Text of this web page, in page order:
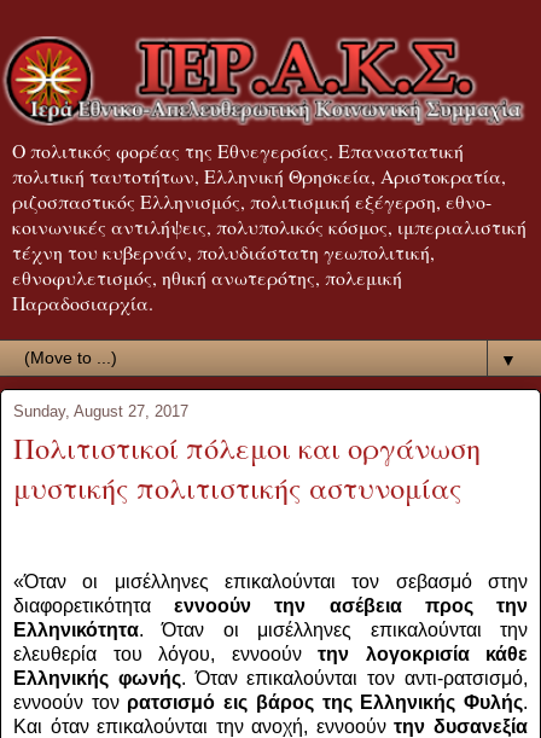
Ο πολιτικός φορέας της Εθνεγερσίας. Επαναστατική
πολιτική ταυτοτήτων, Ελληνική Θρησκεία, Αριστοκρατία,
ριζοσπαστικός Ελληνισμός, πολιτισμική εξέγερση, εθνο-
κοινωνικές αντιλήψεις, πολυπολικός κόσμος, ιμπεριαλιστική
τέχνη του κυβερνάν, πολυδιάστατη γεωπολιτική,
εθνοφυλετισμός, ηθική ανωτερότης, πολεμική
Παραδοσιαρχία.
▼
Sunday, August 27, 2017
Πολιτιστικοί πόλεμοι και οργάνωση
μυστικής πολιτιστικής αστυνομίας
«Όταν οι μισέλληνες επικαλούνται τον σεβασμό στην
διαφορετικότηταεννοούν την ασέβεια προς την
Ελληνικότητα. Όταν οι μισέλληνες επικαλούνται την
ελευθερία του λόγου, εννοούν την λογοκρισία κάθε
Ελληνικής φωνής. Όταν επικαλούνται τον αντι-ρατσισμό,
εννοούν τον ρατσισμό εις βάρος της Ελληνικής Φυλής.
Και όταν επικαλούνται την ανοχή, εννοούντην δυσανεξία